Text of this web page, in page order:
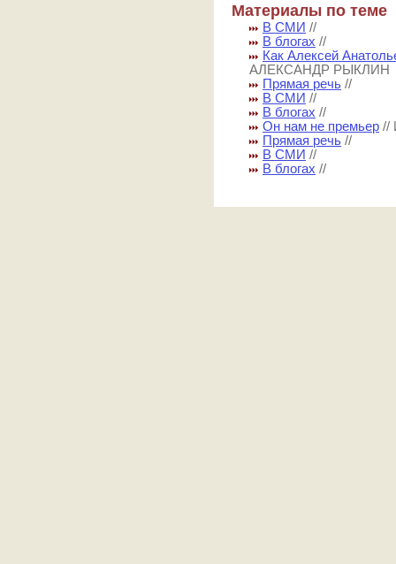
Материалы по теме
В СМИ //
В блогах //
Как Алексей
АЛЕКСАНДР РЫКЛИН
Прямая речь //
В СМИ //
В блогах //
Он нам не премьер //
Прямая речь //
В СМИ //
В блогах //